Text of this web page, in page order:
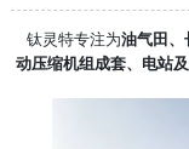
钛灵特专注为油气田、
动压缩机组成套、电站